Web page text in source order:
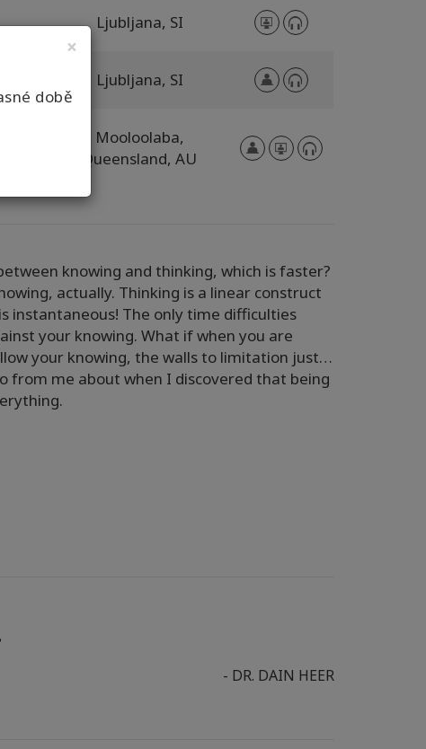
×
době
Ljubljana, SI
Ljubljana, SI
Mooloolaba,
Queensland, AU
knowing and thinking, which is faster?
actually. Thinking is a linear construct
instantaneous! The only time difficulties
your knowing. What if when you are
your knowing, the walls to limitation just…
from me about when I discovered that being
- DR. DAIN HEER